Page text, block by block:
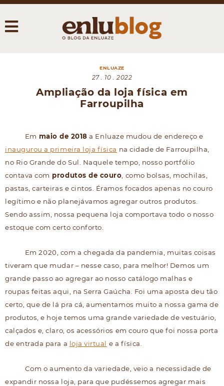
ENLUAZE
27 . 10 . 2022
Ampliação da loja física em
Farroupilha
Em maio de 2018 a Enluaze mudou de endereço e
inaugurou a primeira loja física na cidade de Farroupilha,
no Rio Grande do Sul. Naquele tempo, nosso portfólio
contava com produtos de couro , como bolsas, mochilas,
pastas, carteiras e cintos. Éramos focados apenas no couro
legítimo e não planejávamos agregar outros produtos.
Sendo assim, nossa pequena loja comportava todo o nosso
estoque com certo conforto.
Em 2020, com a chegada da pandemia, muitas coisas
tiveram que mudar – nesse caso, para melhor! Demos um
grande passo ao agregar ao nosso catálogo malhas e
roupas feitas aqui, na Serra Gaúcha. Foi uma aposta deu tão
certo, que de lá pra cá, aumentamos muito a nossa gama de
produtos, e hoje temos uma grande variedade de vestuário,
calçados e, claro, os acessórios em couro que foi nossa porta
de entrada para a loja virtual e a física.
Com o aumento da variedade, veio a necessidade de
expandir nossa loja, para que pudéssemos agregar mais